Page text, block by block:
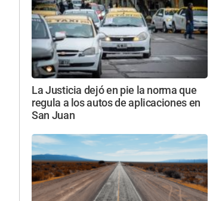
La Justicia dejó en pie la norma que
regula a los autos de aplicaciones en
San Juan